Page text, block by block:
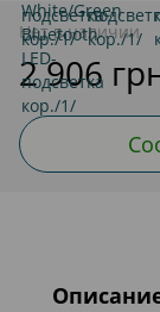
Нет в наличии
2 906